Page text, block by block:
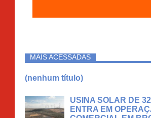
MAIS ACESSADAS
(nenhum título)
USINA SOLAR DE
ENTRA EM